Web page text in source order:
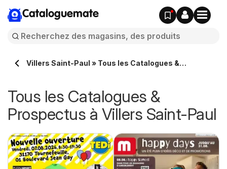
Cataloguemate
Villers Saint-Paul » Tous les Catalogues &
Tous les Catalogues &
Prospectus à Villers Saint-Paul